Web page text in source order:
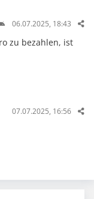
06.07.2025, 18:43
zu bezahlen, ist
07.07.2025, 16:56